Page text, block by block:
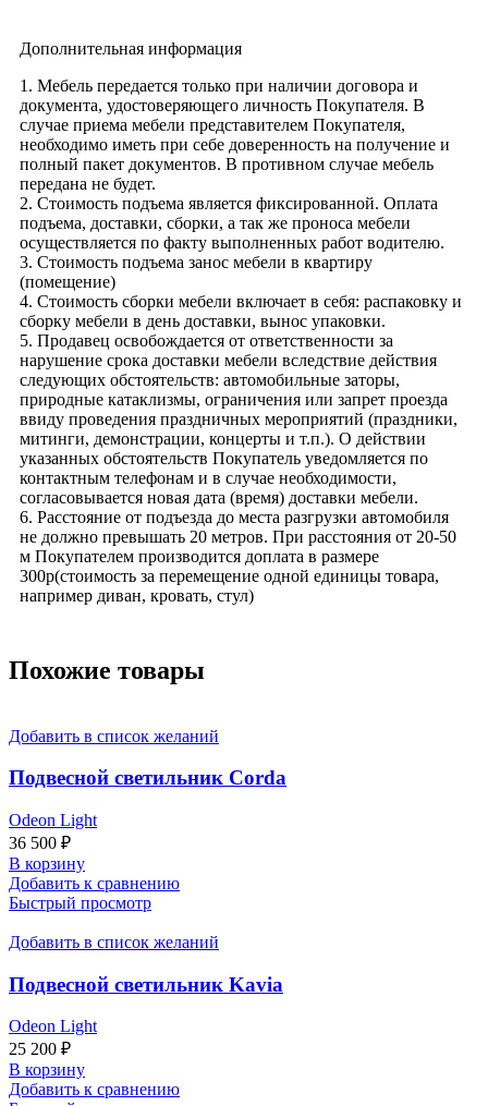
Дополнительная информация
1. Мебель передается только при наличии договора и
документа, удостоверяющего личность Покупателя. В
случае приема мебели представителем Покупателя,
необходимо иметь при себе доверенность на получение и
полный пакет документов. В противном случае мебель
передана не будет.
2. Стоимость подъема является фиксированной. Оплата
подъема, доставки, сборки, а так же проноса мебели
осуществляется по факту выполненных работ водителю.
3. Стоимость подъема занос мебели в квартиру
(помещение)
4. Стоимость сборки мебели включает в себя: распаковку и
сборку мебели в день доставки, вынос упаковки.
5. Продавец освобождается от ответственности за
нарушение срока доставки мебели вследствие действия
следующих обстоятельств: автомобильные заторы,
природные катаклизмы, ограничения или запрет проезда
ввиду проведения праздничных мероприятий (праздники,
митинги, демонстрации, концерты и т.п.). О действии
указанных обстоятельств Покупатель уведомляется по
контактным телефонам и в случае необходимости,
согласовывается новая дата (время) доставки мебели.
6. Расстояние от подъезда до места разгрузки автомобиля
не должно превышать 20 метров. При расстояния от 20-50
м Покупателем производится доплата в размере
300р(стоимость за перемещение одной единицы товара,
например диван, кровать, стул)
Похожие товары
Добавить в список желаний
Подвесной светильник Corda
Odeon Light
36 500 ₽
В корзину
Добавить к сравнению
Быстрый просмотр
Добавить в список желаний
Подвесной светильник Kavia
Odeon Light
25 200 ₽
В корзину
Добавить к сравнению